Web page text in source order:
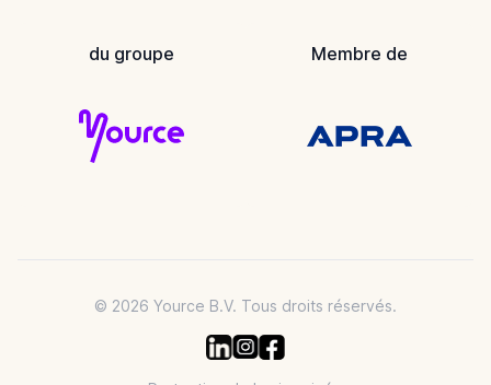
du groupe Membre de
© 2026 Yource B.V. Tous droits réservés.